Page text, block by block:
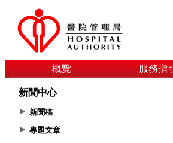
概覽 服務指引
新聞中心
新聞稿
專題文章